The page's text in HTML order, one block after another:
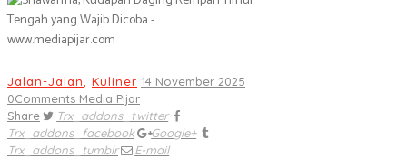
Jalan-Jalan Kuliner 14 November 2025
0Comments Media Pijar
Share
Trx_addons_twitter
Trx_addons_facebook
Google+
Trx_addons_tumblr
E-mail